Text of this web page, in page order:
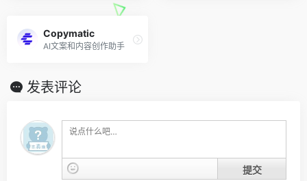
Copymatic
AI文案和内容创作助手
发表评论
提交